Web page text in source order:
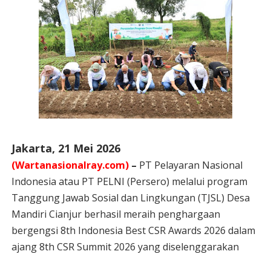
Jakarta, 21 Mei 2026
(Wartanasionalray.com) – PT Pelayaran Nasional
Indonesia atau PT PELNI (Persero) melalui program
Tanggung Jawab Sosial dan Lingkungan (TJSL) Desa
Mandiri Cianjur berhasil meraih penghargaan
bergengsi 8th Indonesia Best CSR Awards 2026 dalam
ajang 8th CSR Summit 2026 yang diselenggarakan